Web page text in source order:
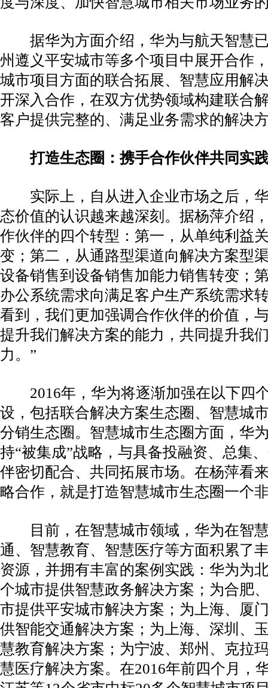
据华为方面介绍，华为与航天智慧已
州遵义平安城市等多个项目中展开合作
城市项目方面的联合拓展、智慧应用解
开深入合作，在双方优势领域构建联合
客户提供完整的、满足业务需求的解决
打造生态圈：携手合作伙伴共同实
实际上，自从进入企业市场之后，华
态价值的认识越来越深刻。据杨萍介绍
作伙伴的四个转型：第一，从单纯利益
变；第二，从通路型渠道向解决方案型
设备销售到设备销售加能力销售转变；
办公系统需求向满足客户生产系统需求
看到，我们更加强调合作伙伴的价值，
提升我们解决方案的能力，共同提升我
力。”
2016年，华为将逐渐加强在以下四
设，包括联合解决方案生态圈、智慧城
分销生态圈。智慧城市生态圈方面，华
持“被集成”战略，与具备投融资、总集
伴密切配合、共同拓展市场。在杨萍看
略合作，就是打造智慧城市生态圈一个
目前，在智慧城市领域，华为在智慧
通、智慧教育、智慧医疗等方面积累了
资源，并拥有丰富的案例实践：华为为
个城市提供智慧政务解决方案；为合肥
市提供平安城市解决方案；为上海、厦
供智能交通解决方案；为上海、深圳、
慧教育解决方案；为宁波、郑州、克拉
慧医疗解决方案。在2016年前四个月，